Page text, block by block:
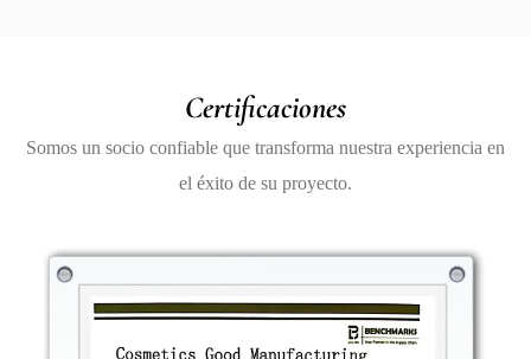
quienes siempre están en movimiento.
4. Ingredientes seguros y naturales
está elaborado con ingredientes naturales y no tóxicos,
lo que garantiza que sea seguro para el uso diario.
Certificaciones
Somos un socio confiable que transforma nuestra experiencia en
el éxito de su proyecto.